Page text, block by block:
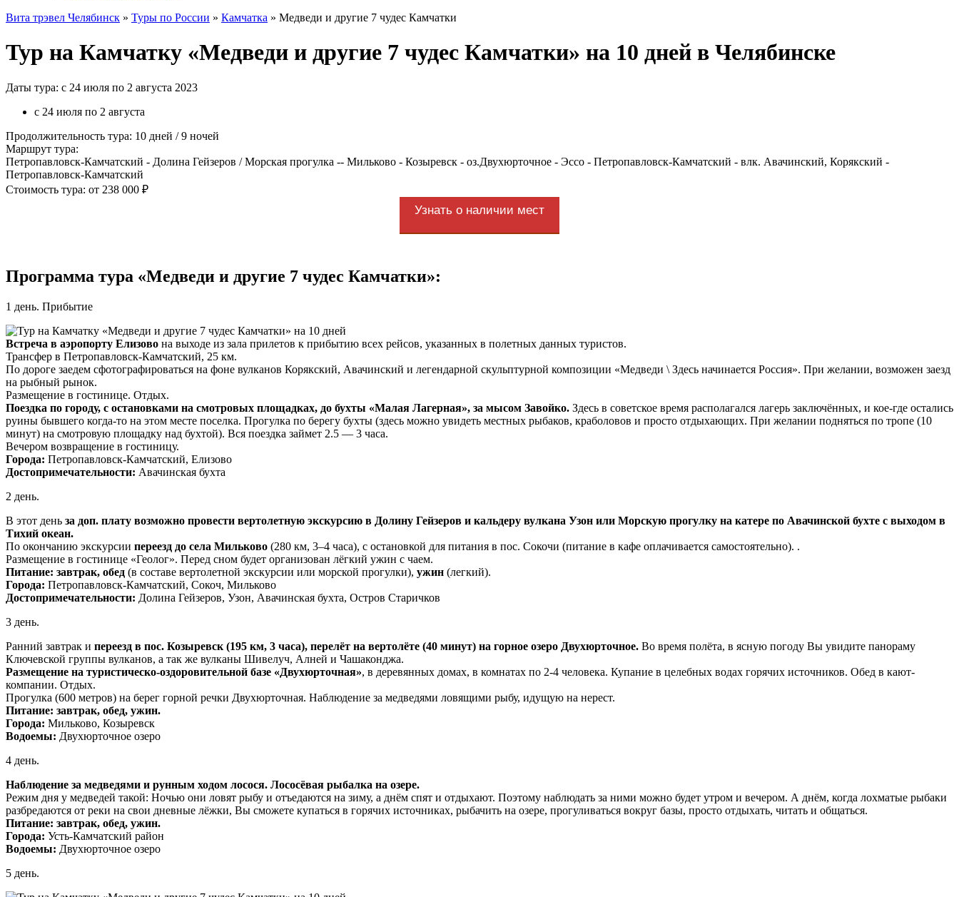
Вита трэвел Челябинск » Туры по России » Камчатка » Медведи и другие 7 чудес Камчатки
Тур на Камчатку «Медведи и другие 7 чудес Камчатки» на 10 дней в Челябинске
Даты тура: с 24 июля по 2 августа 2023
с 24 июля по 2 августа
Продолжительность тура: 10 дней / 9 ночей
Маршрут тура:
Петропавловск-Камчатский - Долина Гейзеров / Морская прогулка -- Мильково - Козыревск - оз.Двухюрточное - Эссо - Петропавловск-Камчатский - влк. Авачинский, Корякский -
Петропавловск-Камчатский
Стоимость тура: от 238 000 ₽
Узнать о наличии мест
Программа тура «Медведи и другие 7 чудес Камчатки»:
1 день. Прибытие
Встреча в аэропорту Елизово на выходе из зала прилетов к прибытию всех рейсов, указанных в полетных данных туристов.
Трансфер в Петропавловск-Камчатский, 25 км.
По дороге заедем сфотографироваться на фоне вулканов Корякский, Авачинский и легендарной скульптурной композиции «Медведи \ Здесь начинается Россия». При желании, возможен заезд
на рыбный рынок.
Размещение в гостинице. Отдых.
Поездка по городу, с остановками на смотровых площадках, до бухты «Малая Лагерная», за мысом Завойко. Здесь в советское время располагался лагерь заключённых, и кое-где остались
руины бывшего когда-то на этом месте поселка. Прогулка по берегу бухты (здесь можно увидеть местных рыбаков, краболовов и просто отдыхающих. При желании подняться по тропе (10
минут) на смотровую площадку над бухтой). Вся поездка займет 2.5 — 3 часа.
Вечером возвращение в гостиницу.
Города: Петропавловск-Камчатский, Елизово
Достопримечательности: Авачинская бухта
2 день.
В этот день за доп. плату возможно провести вертолетную экскурсию в Долину Гейзеров и кальдеру вулкана Узон или Морскую прогулку на катере по Авачинской бухте с выходом в
Тихий океан.
По окончанию экскурсии переезд до села Мильково (280 км, 3–4 часа), с остановкой для питания в пос. Сокочи (питание в кафе оплачивается самостоятельно). .
Размещение в гостинице «Геолог». Перед сном будет организован лёгкий ужин с чаем.
Питание: завтрак, обед (в составе вертолетной экскурсии или морской прогулки), ужин (легкий).
Города: Петропавловск-Камчатский, Сокоч, Мильково
Достопримечательности: Долина Гейзеров, Узон, Авачинская бухта, Остров Старичков
3 день.
Ранний завтрак и переезд в пос. Козыревск (195 км, 3 часа), перелёт на вертолёте (40 минут) на горное озеро Двухюрточное. Во время полёта, в ясную погоду Вы увидите панораму
Ключевской группы вулканов, а так же вулканы Шивелуч, Алней и Чашаконджа.
Размещение на туристическо-оздоровительной базе «Двухюрточная», в деревянных домах, в комнатах по 2-4 человека. Купание в целебных водах горячих источников. Обед в кают-
компании. Отдых.
Прогулка (600 метров) на берег горной речки Двухюрточная. Наблюдение за медведями ловящими рыбу, идущую на нерест.
Питание: завтрак, обед, ужин.
Города: Мильково, Козыревск
Водоемы: Двухюрточное озеро
4 день.
Наблюдение за медведями и рунным ходом лосося. Лососёвая рыбалка на озере.
Режим дня у медведей такой: Ночью они ловят рыбу и отъедаются на зиму, а днём спят и отдыхают. Поэтому наблюдать за ними можно будет утром и вечером. А днём, когда лохматые рыбаки
разбредаются от реки на свои дневные лёжки, Вы сможете купаться в горячих источниках, рыбачить на озере, прогуливаться вокруг базы, просто отдыхать, читать и общаться.
Питание: завтрак, обед, ужин.
Города: Усть-Камчатский район
Водоемы: Двухюрточное озеро
5 день.